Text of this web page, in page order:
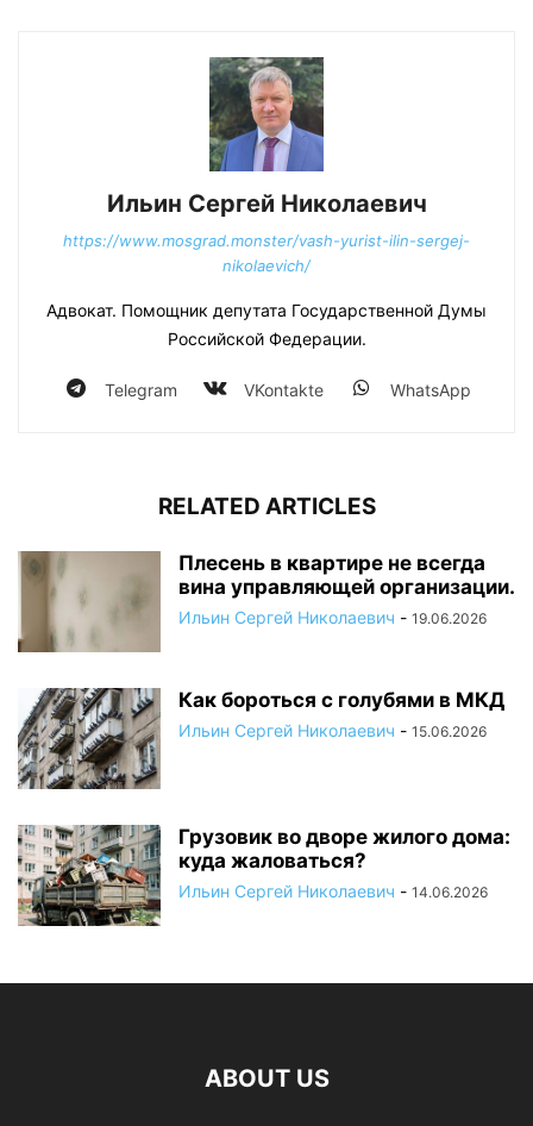
Ильин Сергей Николаевич
https://www.mosgrad.monster/vash-yurist-ilin-sergej-
nikolaevich/
Адвокат. Помощник депутата Государственной Думы
Российской Федерации.
Telegram VKontakte WhatsApp
RELATED ARTICLES
Плесень в квартире не всегда
вина управляющей организации.
Ильин Сергей Николаевич - 19.06.2026
Как бороться с голубями в МКД
Ильин Сергей Николаевич - 15.06.2026
Грузовик во дворе жилого дома:
куда жаловаться?
Ильин Сергей Николаевич - 14.06.2026
ABOUT US